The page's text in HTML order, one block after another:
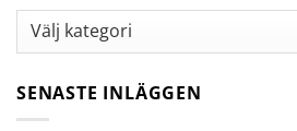
Kategorier
SENASTE INLÄGGEN